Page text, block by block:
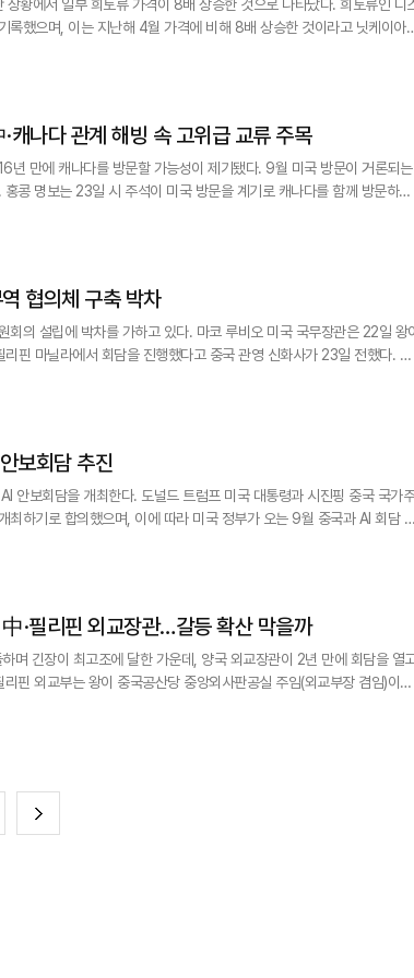
일부 희토류 가격이 8배 상승한 것으로 나타났다. 희토류인 디스
했으며, 이는 지난해 4월 가격에 비해 8배 상승한 것이라고 닛케이아
는 물질로, 전기차 구동 모터, 풍력발전 터빈, 군사용 레이더 등에 사용된
나다 관계 해빙 속 고위급 교류 주목
년 만에 캐나다를 방문할 가능성이 제기됐다. 9월 미국 방문이 거론되는
협의체 구축 박차
고 있다. 마코 루비오 미국 국무장관은 22일 왕이
핀 마닐라에서 회담을 진행했다고 중국 관영 신화사가 23일 전했다. 미
관회의에 참석하기 위해 마닐라에 방문했다. 중국 외교부는 "양
보회담 추진
럼프 미국 대통령과 시진핑 중국 국가주
최하기로 합의했으며, 이에 따라 미국 정부가 오는 9월 중국과 AI 회담
·필리핀 외교장관…갈등 확산 막을까
며 긴장이 최고조에 달한 가운데, 양국 외교장관이 2년 만에 회담을 열
동남아시아국가연합) 외교장관 회의에 참석해 테레사 라사로 필리핀
다